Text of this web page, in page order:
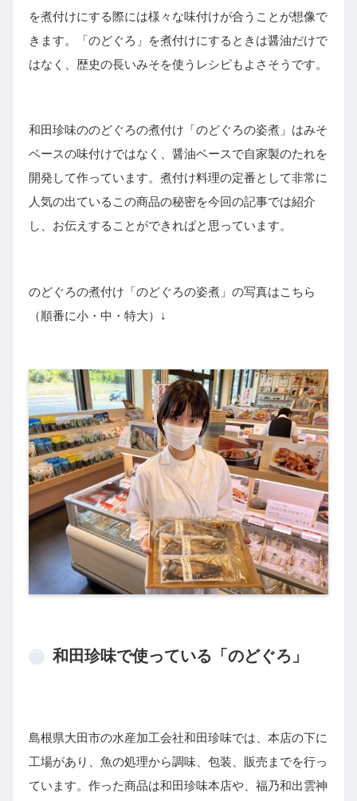
を煮付けにする際には様々な味付けが合うことが想像で
きます。「のどぐろ」を煮付けにするときは醤油だけで
はなく、歴史の長いみそを使うレシピもよさそうです。
和田珍味ののどぐろの煮付け「のどぐろの姿煮」はみそ
ベースの味付けではなく、醤油ベースで自家製のたれを
開発して作っています。煮付け料理の定番として非常に
人気の出ているこの商品の秘密を今回の記事では紹介
し、お伝えすることができればと思っています。
のどぐろの煮付け「のどぐろの姿煮」の写真はこちら
（順番に小・中・特大）↓
和田珍味で使っている「のどぐろ」
島根県大田市の水産加工会社和田珍味では、本店の下に
工場があり、魚の処理から調味、包装、販売までを行っ
ています。作った商品は和田珍味本店や、福乃和出雲神